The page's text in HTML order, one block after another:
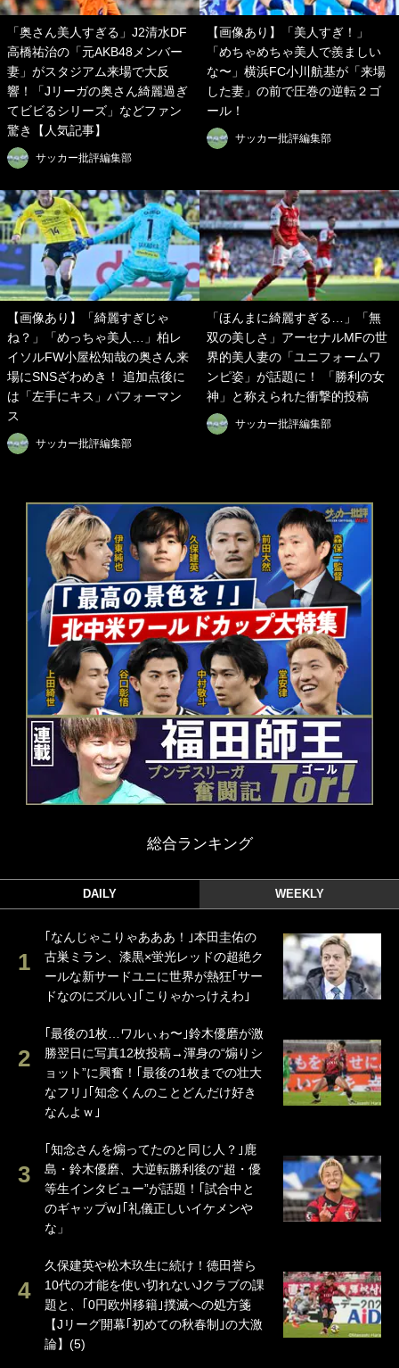
「奥さん美人すぎる」J2清水DF
高橋祐治の「元AKB48メンバー
妻」がスタジアム来場で大反
響！「Jリーガの奥さん綺麗過ぎ
てビビるシリーズ」などファン
驚き【人気記事】
サッカー批評編集部
【画像あり】「美人すぎ！」
「めちゃめちゃ美人で羨ましい
な〜」横浜FC小川航基が「来場
した妻」の前で圧巻の逆転２ゴ
ール！
サッカー批評編集部
【画像あり】「綺麗すぎじゃ
ね？」「めっちゃ美人…」柏レ
イソルFW小屋松知哉の奥さん来
場にSNSざわめき！ 追加点後に
は「左手にキス」パフォーマン
ス
サッカー批評編集部
「ほんまに綺麗すぎる…」「無
双の美しさ」アーセナルMFの世
界的美人妻の「ユニフォームワ
ンピ姿」が話題に！ 「勝利の女
神」と称えられた衝撃的投稿
サッカー批評編集部
総合ランキング
DAILY WEEKLY
｢なんじゃこりゃあああ！｣本田圭佑の
古巣ミラン、漆黒×蛍光レッドの超絶ク
ールな新サードユニに世界が熱狂｢サー
ドなのにズルい｣｢こりゃかっけえわ｣
｢最後の1枚…ワルぃゎ〜｣鈴木優磨が激
勝翌日に写真12枚投稿→渾身の“煽りシ
ョット”に興奮！｢最後の1枚までの壮大
なフリ｣｢知念くんのことどんだけ好き
なんよｗ｣
｢知念さんを煽ってたのと同じ人？｣鹿
島・鈴木優磨、大逆転勝利後の“超・優
等生インタビュー”が話題！｢試合中と
のギャップw｣｢礼儀正しいイケメンや
な」
久保建英や松木玖生に続け！徳田誉ら
10代の才能を使い切れないJクラブの課
題と、｢0円欧州移籍｣撲滅への処方箋
【Jリーグ開幕｢初めての秋春制｣の大激
論】(5)